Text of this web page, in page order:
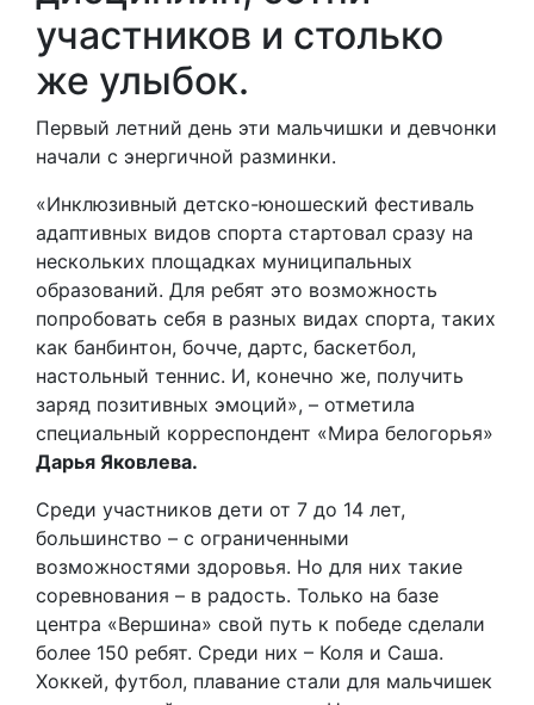
участников и столько
же улыбок.
Первый летний день эти мальчишки и девчонки
начали с энергичной разминки.
«Инклюзивный детско-юношеский фестиваль
адаптивных видов спорта стартовал сразу на
нескольких площадках муниципальных
образований. Для ребят это возможность
попробовать себя в разных видах спорта, таких
как банбинтон, бочче, дартс, баскетбол,
настольный теннис. И, конечно же, получить
заряд позитивных эмоций», – отметила
специальный корреспондент «Мира белогорья»
Дарья Яковлева.
Среди участников дети от 7 до 14 лет,
большинство – с ограниченными
возможностями здоровья. Но для них такие
соревнования – в радость. Только на базе
центра «Вершина» свой путь к победе сделали
более 150 ребят. Среди них – Коля и Саша.
Хоккей, футбол, плавание стали для мальчишек